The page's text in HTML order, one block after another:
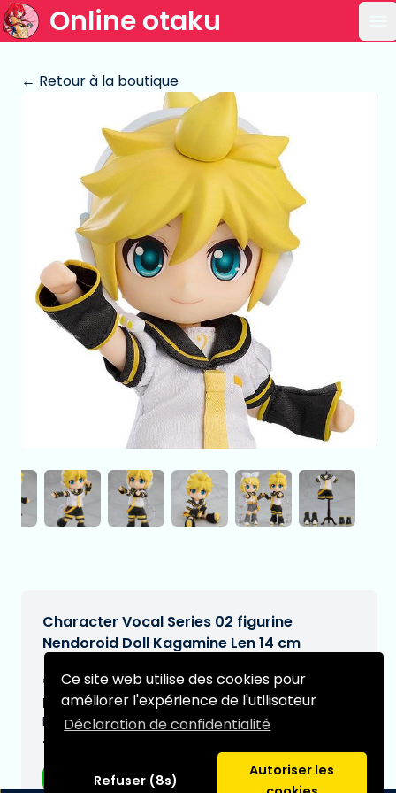
Ce site web utilise des cookies pour
améliorer l'expérience de l'utilisateur
Déclaration de confidentialité
Refuser (8s)
Autoriser les
Online otaku
← Retour à la boutique
Character Vocal Series 02 figurine
Nendoroid Doll Kagamine Len 14 cm
€74,95 [Sous réserve de modifications]
Date de livraison prévue:
N/A
Type:
Figurines d'anime